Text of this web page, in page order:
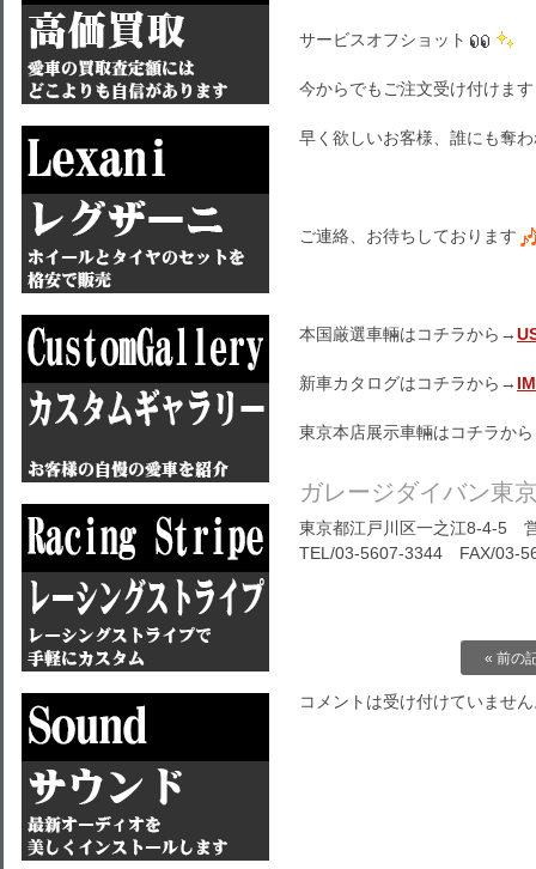
サービスオフショット
今からでもご注文受け付けます
早く欲しいお客様、誰にも奪
ご連絡、お待ちしております
本国厳選車輛はコチラから→
新車カタログはコチラから→
東京本店展示車輛はコチラか
ガレージダイバン東
東京都江戸川区一之江8-4-5
TEL/03-5607-3344 FAX/03-
« 前の
コメントは受け付けていませ